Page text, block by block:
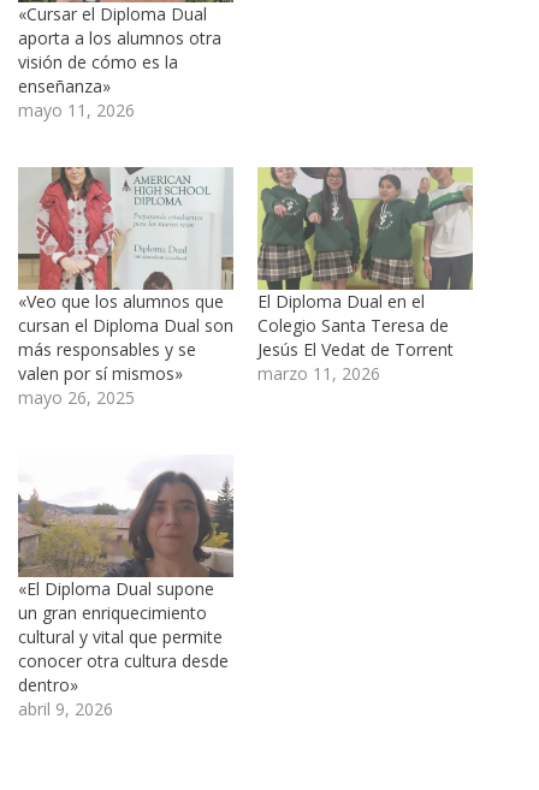
«Cursar el Diploma Dual
aporta a los alumnos otra
visión de cómo es la
enseñanza»
mayo 11, 2026
«Veo que los alumnos que
cursan el Diploma Dual son
más responsables y se
valen por sí mismos»
mayo 26, 2025
El Diploma Dual en el
Colegio Santa Teresa de
Jesús El Vedat de Torrent
marzo 11, 2026
«El Diploma Dual supone
un gran enriquecimiento
cultural y vital que permite
conocer otra cultura desde
dentro»
abril 9, 2026